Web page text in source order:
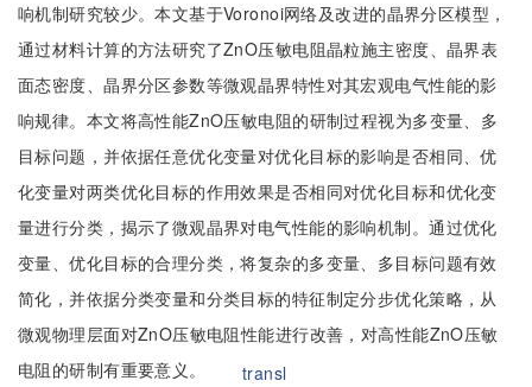
响机制研究较少。本文基于Voronoi网络及改进的晶界分区模型，
通过材料计算的方法研究了ZnO压敏电阻晶粒施主密度、晶界表
面态密度、晶界分区参数等微观晶界特性对其宏观电气性能的影
响规律。本文将高性能ZnO压敏电阻的研制过程视为多变量、多
目标问题，并依据任意优化变量对优化目标的影响是否相同、优
化变量对两类优化目标的作用效果是否相同对优化目标和优化变
量进行分类，揭示了微观晶界对电气性能的影响机制。通过优化
变量、优化目标的合理分类，将复杂的多变量、多目标问题有效
简化，并依据分类变量和分类目标的特征制定分步优化策略，从
微观物理层面对ZnO压敏电阻性能进行改善，对高性能ZnO压敏
电阻的研制有重要意义。
transl